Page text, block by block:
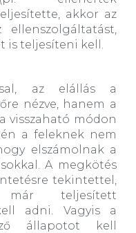
akkor az
ellenszolgáltatást,
is teljesíteni kell.
az elállás a
nézve, hanem a
visszaható módon
a feleknek nem
elszámolnak a
A megkötés
tekintettel,
teljesített
adni. Vagyis a
állapotot kell